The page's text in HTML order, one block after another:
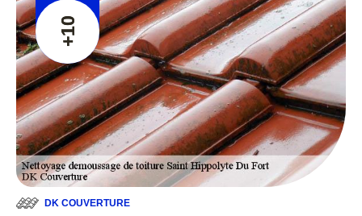
+10
DK COUVERTURE